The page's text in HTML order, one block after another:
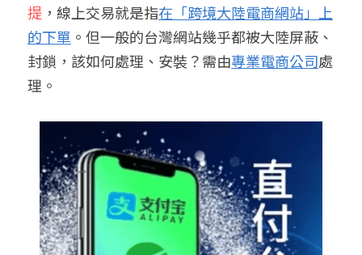
提 ，線上交易就是指在「跨境大陸電商網站」上
的下單 。但一般的台灣網站幾乎都被大陸屏蔽、
封鎖，該如何處理、安裝？需由專業電商公司處
理。